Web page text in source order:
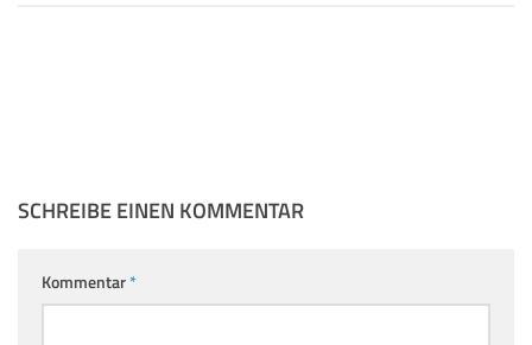
SCHREIBE EINEN KOMMENTAR
Kommentar*